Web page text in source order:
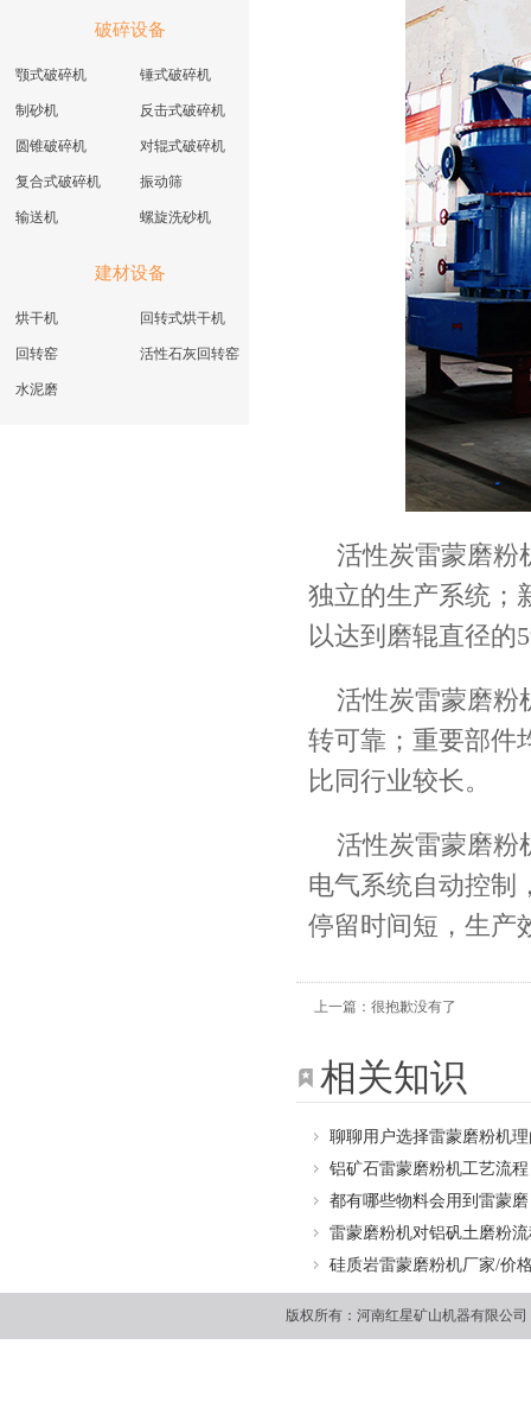
破碎设备
颚式破碎机 锤式破碎机
制砂机 反击式破碎机
圆锥破碎机 对辊式破碎机
复合式破碎机 振动筛
输送机 螺旋洗砂机
建材设备
烘干机 回转式烘干机
回转窑 活性石灰回转窑
水泥磨
活性炭雷蒙磨粉
独立的生产系统；
以达到磨辊直径的
活性炭雷蒙磨粉
转可靠；重要部件
比同行业较长。
活性炭雷蒙磨粉
电气系统自动控制
停留时间短，生产
上一篇：很抱歉没有了
相关知识
聊聊用户选择雷蒙磨粉机
铝矿石雷蒙磨粉机工艺流程
都有哪些物料会用到雷蒙
雷蒙磨粉机对铝矾土磨粉
硅质岩雷蒙磨粉机厂家/价
版权所有：河南红星矿山机器有限公司